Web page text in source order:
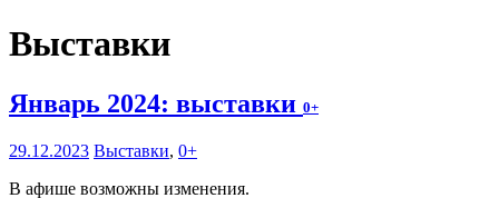
Выставки
Январь 2024: выставки 0+
29.12.2023 Выставки, 0+
В афише возможны изменения.